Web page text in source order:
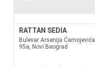
RATTAN SEDIA
Bulevar Arsenija Čarnojevića
95a, Novi Beograd